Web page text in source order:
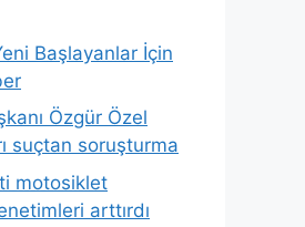
Başlayanlar İçin
Özgür Özel
suçtan soruşturma
motosiklet
arttırdı